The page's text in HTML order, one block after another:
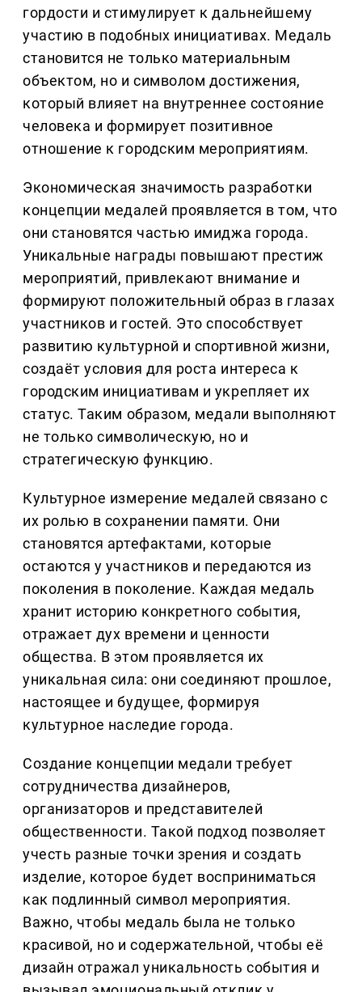
гордости и стимулирует к дальнейшему
участию в подобных инициативах. Медаль
становится не только материальным
объектом, но и символом достижения,
который влияет на внутреннее состояние
человека и формирует позитивное
отношение к городским мероприятиям.
Экономическая значимость разработки
концепции медалей проявляется в том, что
они становятся частью имиджа города.
Уникальные награды повышают престиж
мероприятий, привлекают внимание и
формируют положительный образ в глазах
участников и гостей. Это способствует
развитию культурной и спортивной жизни,
создаёт условия для роста интереса к
городским инициативам и укрепляет их
статус. Таким образом, медали выполняют
не только символическую, но и
стратегическую функцию.
Культурное измерение медалей связано с
их ролью в сохранении памяти. Они
становятся артефактами, которые
остаются у участников и передаются из
поколения в поколение. Каждая медаль
хранит историю конкретного события,
отражает дух времени и ценности
общества. В этом проявляется их
уникальная сила: они соединяют прошлое,
настоящее и будущее, формируя
культурное наследие города.
Создание концепции медали требует
сотрудничества дизайнеров,
организаторов и представителей
общественности. Такой подход позволяет
учесть разные точки зрения и создать
изделие, которое будет восприниматься
как подлинный символ мероприятия.
Важно, чтобы медаль была не только
красивой, но и содержательной, чтобы её
дизайн отражал уникальность события и